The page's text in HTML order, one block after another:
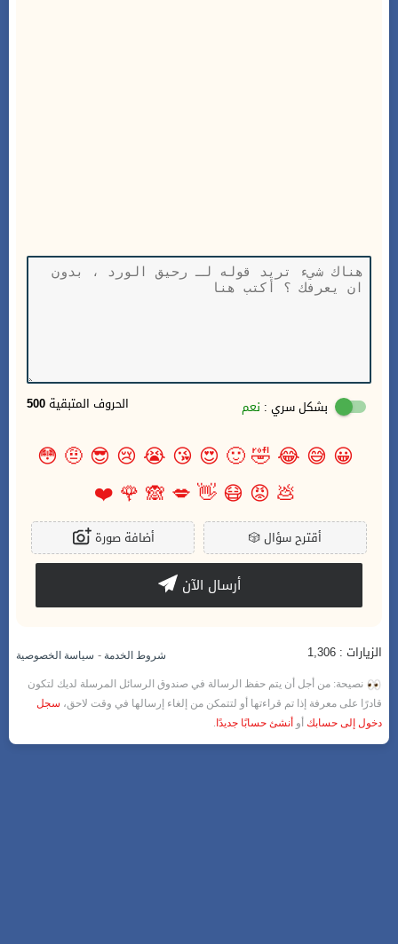
500 الحروف المتبقية بشكل سري : نعم
😀
😅
😂
🤣
🙂
😍
😘
😭
😢
😎
🤨
😳
💩
😡
😷
👋
💋
🙈
🌹
❤️
🎲أقترح سؤال أضافة صورة
أرسال الآن
الزيارات : 1,306 شروط الخدمة - سياسة الخصوصية
نصيحة: من أجل أن يتم حفظ الرسالة في صندوق الرسائل المرسلة لديك لتكون
قادرًا على معرفة إذا تم قراءتها أو لتتمكن من إلغاء إرسالها في وقت لاحق، سجل
دخول إلى حسابك أو أنشئ حسابًا جديدًا .